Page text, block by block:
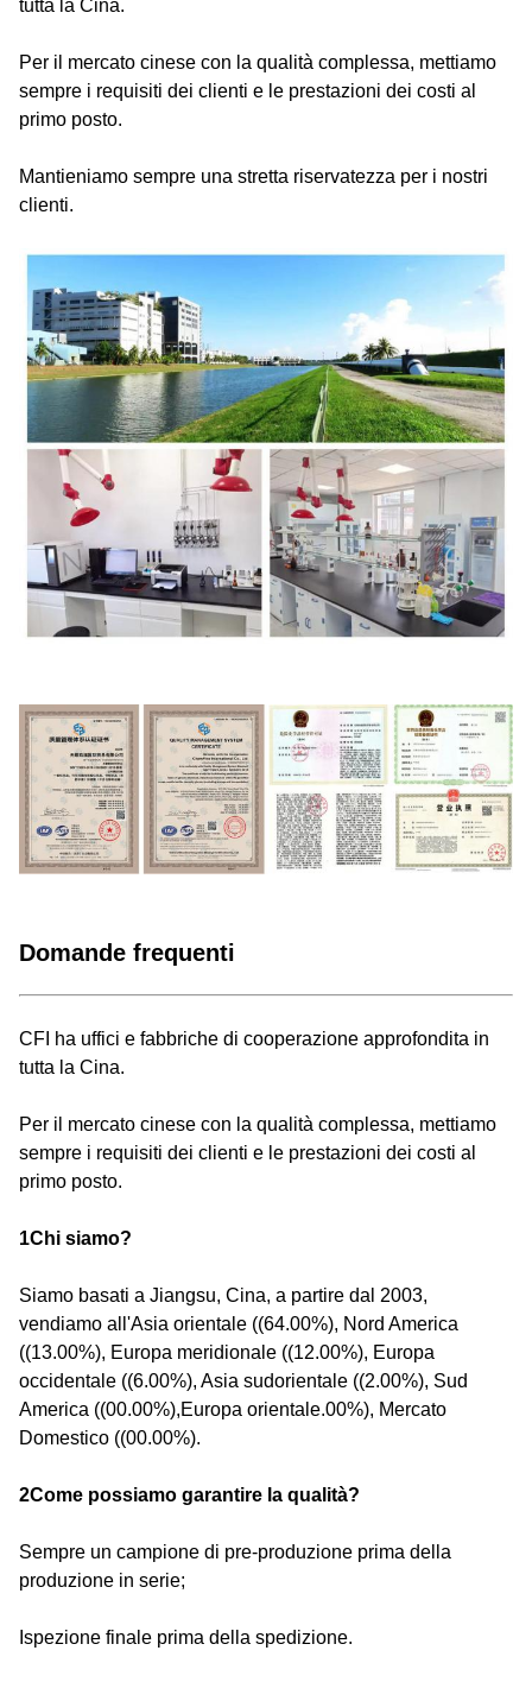
tutta la Cina.
Per il mercato cinese con la qualità complessa, mettiamo
sempre i requisiti dei clienti e le prestazioni dei costi al
primo posto.
Mantieniamo sempre una stretta riservatezza per i nostri
clienti.
Domande frequenti
CFI ha uffici e fabbriche di cooperazione approfondita in
tutta la Cina.
Per il mercato cinese con la qualità complessa, mettiamo
sempre i requisiti dei clienti e le prestazioni dei costi al
primo posto.
1Chi siamo?
Siamo basati a Jiangsu, Cina, a partire dal 2003,
vendiamo all'Asia orientale ((64.00%), Nord America
((13.00%), Europa meridionale ((12.00%), Europa
occidentale ((6.00%), Asia sudorientale ((2.00%), Sud
America ((00.00%),Europa orientale.00%), Mercato
Domestico ((00.00%).
2Come possiamo garantire la qualità?
Sempre un campione di pre-produzione prima della
produzione in serie;
Ispezione finale prima della spedizione.